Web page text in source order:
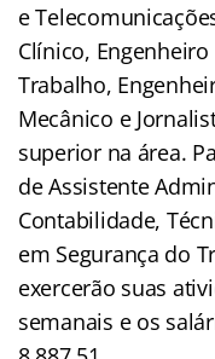
e
Clínico,
Trabalho,
Mecânico e
superior na área.
de Assistente
Contabilidade,
em Segurança do
exercerão suas
semanais e os